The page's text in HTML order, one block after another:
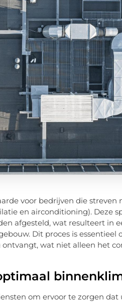
voor bedrijven die streven
en airconditioning). Deze
afgesteld, wat resulteert in
Dit proces is essentieel
wat niet alleen het
om ervoor te zorgen